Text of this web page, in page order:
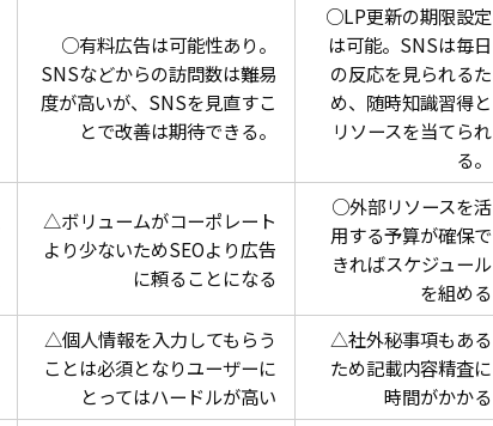
○有料広告は可能性あり。
SNSなどからの訪問数は難易
度が高いが、SNSを見直すこ
とで改善は期待できる。
○LP更新の期限設定
は可能。SNSは毎日
の反応を見られるた
め、随時知識習得と
リソースを当てられ
る。
△ボリュームがコーポレート
より少ないためSEOより広告
に頼ることになる
○外部リソースを活
用する予算が確保で
きればスケジュール
を組める
△個人情報を入力してもらう
ことは必須となりユーザーに
とってはハードルが高い
△社外秘事項もある
ため記載内容精査に
時間がかかる